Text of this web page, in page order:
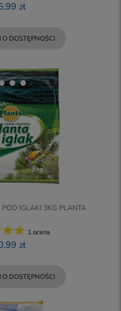
zł
DOSTĘPNOŚCI
IGLAKI 3KG PLANTA
1 ocena
zł
DOSTĘPNOŚCI